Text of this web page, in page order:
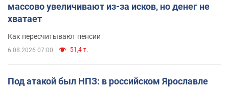
массово увеличивают из-за исков, но денег не
хватает
Как пересчитывают пенсии
6.08.2026 07:00 51,4 т.
Под атакой был НПЗ: в российском Ярославле